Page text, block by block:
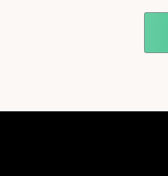
ESTRENAMOS NUEVA